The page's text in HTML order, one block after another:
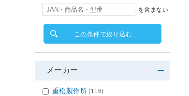
を含まない
この条件で絞り込む
メーカー
重松製作所 (116)